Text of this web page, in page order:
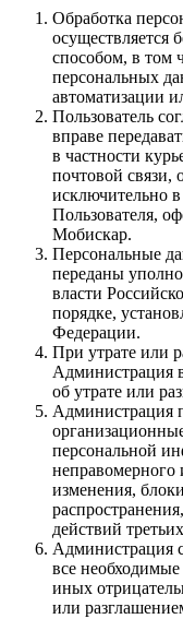
Обработка
осуществляется
способом, в том
персональных
автоматизации
Пользователь
вправе
в частности
почтовой связи,
исключительно
Пользователя,
Мобискар.
Персональные
переданы
власти
порядке,
Федерации.
При утрате или
Администрация
об утрате или
Администрация
персональной
неправомерного
изменения,
действий
Администрация
все
иных
или